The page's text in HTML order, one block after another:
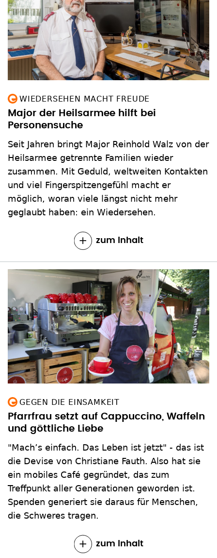
WIEDERSEHEN MACHT FREUDE
Major der Heilsarmee hilft bei
Personensuche
Seit Jahren bringt Major Reinhold Walz von der
Heilsarmee getrennte Familien wieder
zusammen. Mit Geduld, weltweiten Kontakten
und viel Fingerspitzengefühl macht er
möglich, woran viele längst nicht mehr
geglaubt haben: ein Wiedersehen.
zum Inhalt
GEGEN DIE EINSAMKEIT
Pfarrfrau setzt auf Cappuccino, Waffeln
und göttliche Liebe
"Mach’s einfach. Das Leben ist jetzt" - das ist
die Devise von Christiane Fauth. Also hat sie
ein mobiles Café gegründet, das zum
Treffpunkt aller Generationen geworden ist.
Spenden generiert sie daraus für Menschen,
die Schweres tragen.
zum Inhalt